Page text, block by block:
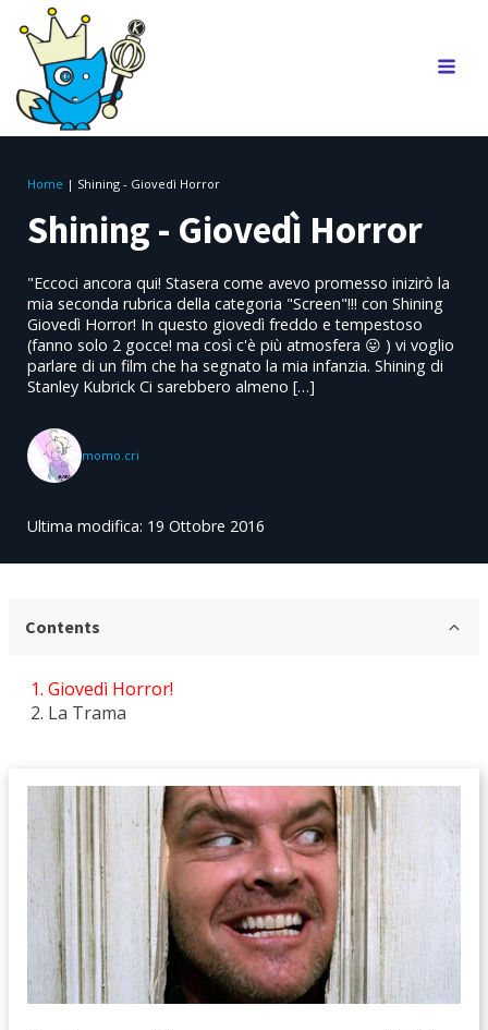
Home | Shining - Giovedì Horror
Shining - Giovedì Horror
"Eccoci ancora qui! Stasera come avevo promesso inizirò la
mia seconda rubrica della categoria "Screen"!!! con Shining
Giovedì Horror! In questo giovedì freddo e tempestoso
(fanno solo 2 gocce! ma così c'è più atmosfera 😛 ) vi voglio
parlare di un film che ha segnato la mia infanzia. Shining di
Stanley Kubrick Ci sarebbero almeno […]
momo.cri
Ultima modifica: 19 Ottobre 2016
Contents
Giovedì Horror!
La Trama